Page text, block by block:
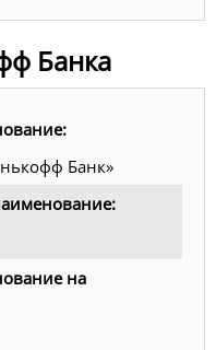
Банка
Банк»
на